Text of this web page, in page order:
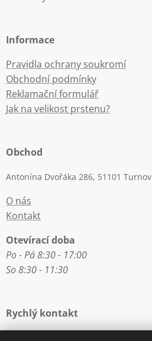
Informace
Pravidla ochrany soukromí
Obchodní podmínky
Reklamační formulář
Jak na velikost prstenu?
Obchod
Antonína Dvořáka 286, 51101 Turnov
O nás
Kontakt
Otevírací doba
Po - Pá 8:30 - 17:00
So 8:30 - 11:30
Rychlý kontakt